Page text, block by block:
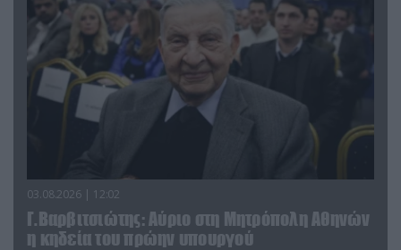
03.08.2026 | 12:02
Γ.Βαρβιτσιώτης: Aύριο στη Μητρόπολη Αθηνών
η κηδεία του πρώην υπουργού